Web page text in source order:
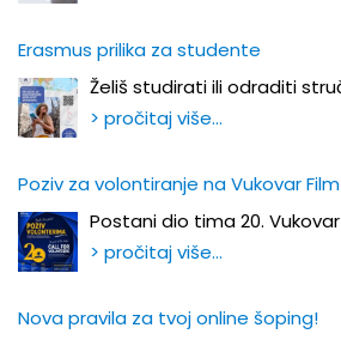
Erasmus prilika za studente
Želiš studirati ili odraditi
> pročitaj više…
Poziv za volontiranje na Vukovar
Postani dio tima 20.
> pročitaj više…
Nova pravila za tvoj online šoping!